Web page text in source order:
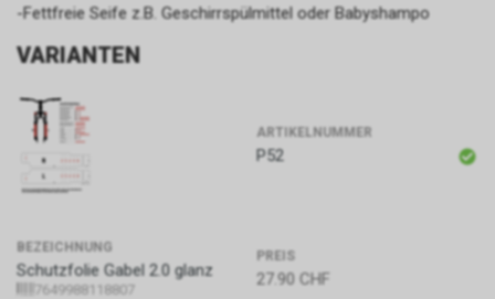
-Fettfreie Seife z.B. Geschirrspülmittel oder Babyshampo
VARIANTEN
ARTIKELNUMMER
P52
BEZEICHNUNG
Schutzfolie Gabel 2.0 glanz
7649988118807
PREIS
27.90 CHF